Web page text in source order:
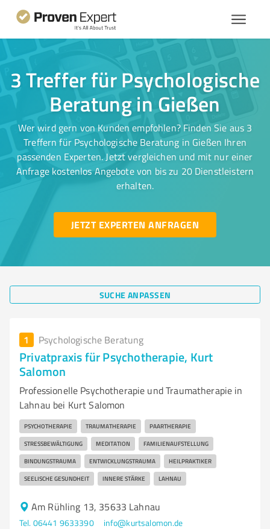
3 Treffer für Psychologische
Beratung in Gießen
Wer wird gern von Kunden empfohlen? Finden Sie aus 3
Treffern für Psychologische Beratung in Gießen Ihren
passenden Experten. Jetzt vergleichen und mit nur einer
Anfrage kostenlos Angebote von bis zu 20 Dienstleistern
erhalten.
JETZT EXPERTEN ANFRAGEN
SUCHE ANPASSEN
1 Psychologische Beratung
Privatpraxis für Psychotherapie, Kurt
Salomon
Professionelle Psychotherapie und Traumatherapie in
Lahnau bei Kurt Salomon
PSYCHOTHERAPIE TRAUMATHERAPIE PAARTHERAPIE
STRESSBEWÄLTIGUNG MEDITATION FAMILIENAUFSTELLUNG
BINDUNGSTRAUMA ENTWICKLUNGSTRAUMA HEILPRAKTIKER
SEELISCHE GESUNDHEIT INNERE STÄRKE LAHNAU
Am Rühling 13, 35633 Lahnau
Tel. 06441 9633390
info@kurtsalomon.de